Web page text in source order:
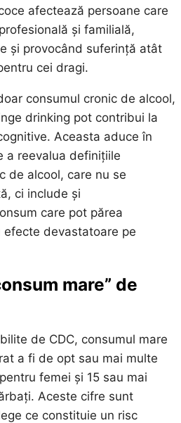
afectează persoane care
și familială,
și provocând suferință atât
cei dragi.
consumul cronic de alcool,
drinking pot contribui la
Aceasta aduce în
a reevalua definițiile
de alcool, care nu se
ci include și
care pot părea
devastatoare pe
mare” de
de CDC, consumul mare
a fi de opt sau mai multe
femei și 15 sau mai
Aceste cifre sunt
ce constituie un risc